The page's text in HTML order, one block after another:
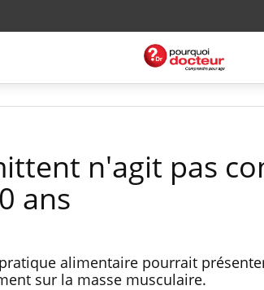
n'agit pas
ans
alimentaire pourrait
sur la masse musculaire.